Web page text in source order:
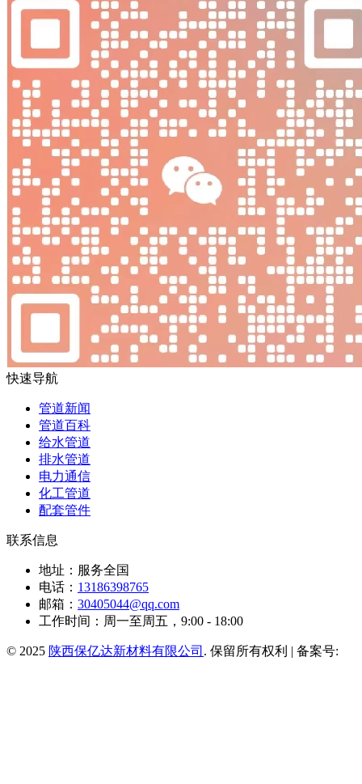
快速导航
管道新闻
管道百科
给水管道
排水管道
电力通信
化工管道
配套管件
联系信息
地址：服务全国
电话： 13186398765
邮箱： 30405044@qq.com
工作时间：周一至周五，9:00 - 18:00
© 2025 陕西保亿达新材料有限公司 . 保留所有权利 | 备案号: